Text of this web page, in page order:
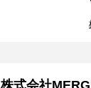
株式会社